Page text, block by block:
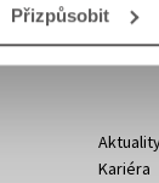
Přizpůsobit
Kariéra